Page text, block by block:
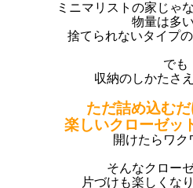
ミニマリストの家じゃ
物量は多
捨てられないタイプ
でも
収納のしかたさ
ただ詰め込む
楽しいクローゼッ
開けたらワク
そんなクロー
片づけも楽しくな